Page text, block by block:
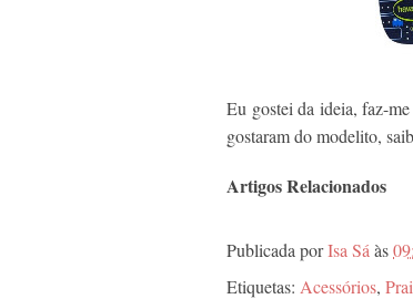
Eu gostei da ideia, faz-
gostaram do modelito,
Artigos Relacionados
Publicada porIsa Sá às
Etiquetas: Acessórios,